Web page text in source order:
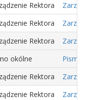
Rektora
Zarządzenie
Rektora
Zarządzenie
Rektora
Zarządzenie
okólne
Pismo Okólne
Rektora
Zarządzenie
Rektora
Zarządzenie